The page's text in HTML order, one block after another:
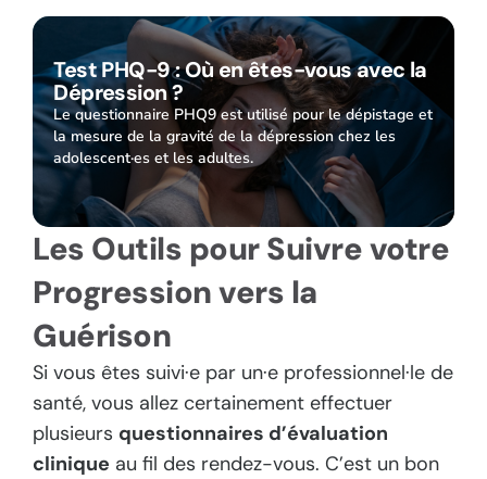
Test PHQ-9 : Où en êtes-vous avec la
Dépression ?
Le questionnaire PHQ9 est utilisé pour le dépistage et
la mesure de la gravité de la dépression chez les
adolescent·es et les adultes.
Les Outils pour Suivre votre
Progression vers la
Guérison
Si vous êtes suivi·e par un·e professionnel·le de
santé, vous allez certainement effectuer
plusieurs questionnaires d’évaluation
clinique au fil des rendez-vous. C’est un bon